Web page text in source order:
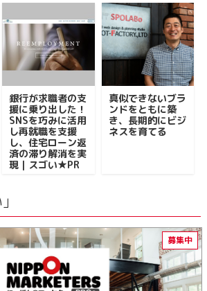
銀行が求職者の支
援に乗り出した！
SNSを巧みに活用
し再就職を支援
し、住宅ローン返
済の滞り解消を実
現｜スゴい★PR
真似できないブラ
ンドをともに築
き、長期的にビジ
ネスを育てる